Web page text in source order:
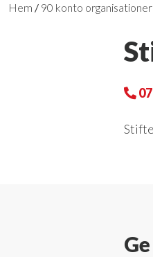
Hem / 90 konto organisationer